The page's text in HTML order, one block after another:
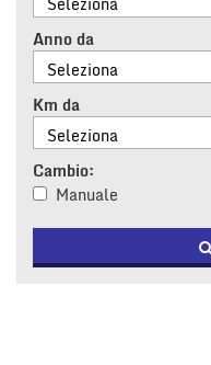
Anno da
Km da
Cambio:
Manuale
attività
di
seguito
descritte.
Per
ottenere
maggiori
informazioni
sull'utilità
sul
di